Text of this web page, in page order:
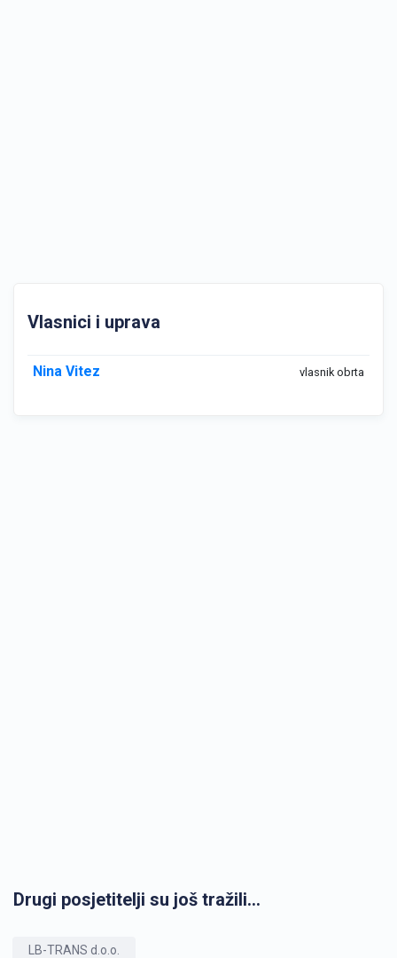
Vlasnici i uprava
Nina Vitez vlasnik obrta
Drugi posjetitelji su još tražili...
LB-TRANS d.o.o.